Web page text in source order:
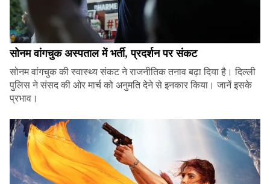
सोनम वांगचुक अस्पताल में भर्ती, प्रदर्शन पर संकट
सोनम वांगचुक की स्वास्थ्य संकट ने राजनीतिक तनाव बढ़ा दिया है। दिल्ली
पुलिस ने संसद की ओर मार्च को अनुमति देने से इनकार किया। जानें इसके
प्रभाव।